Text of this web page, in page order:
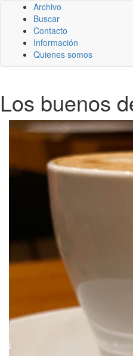
Archivo
Buscar
Contacto
Información
Quienes somos
Los buenos